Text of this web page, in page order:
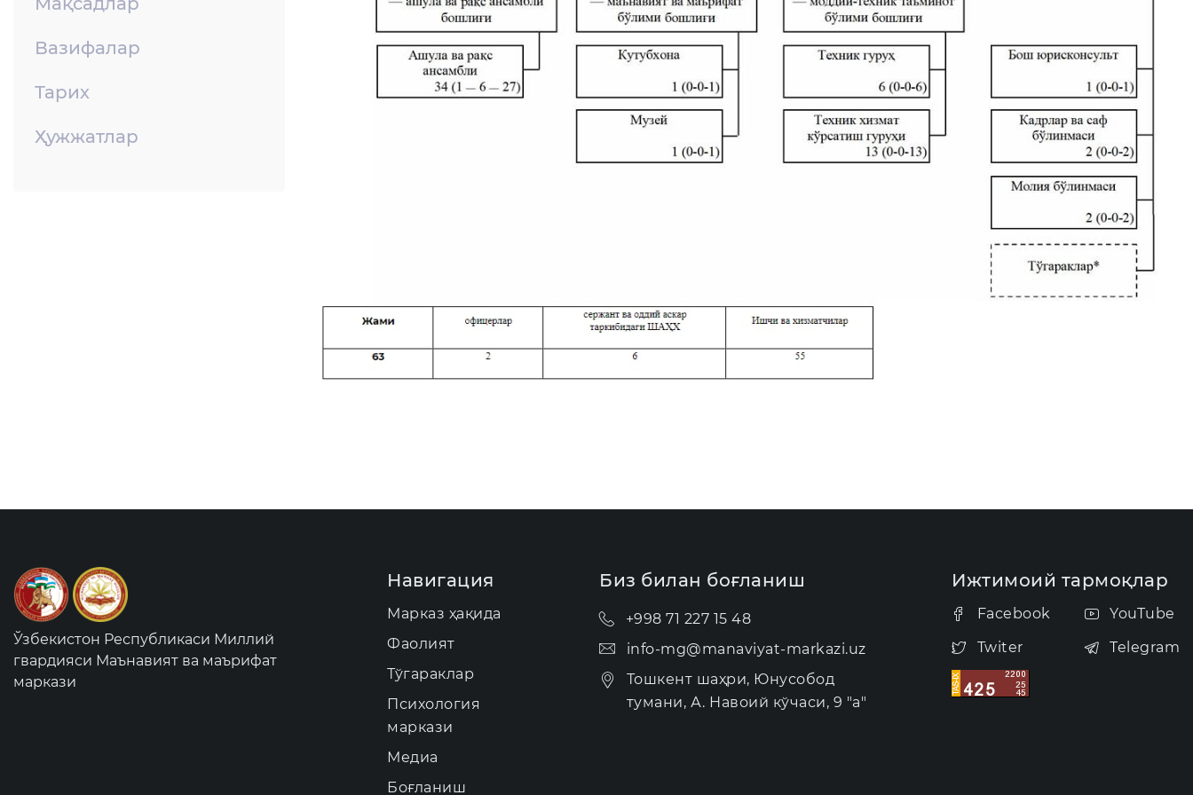
Вазифалар
Тарих
Ҳужжатлар
Ўзбекистон Республикаси Миллий
гвардияси Маънавият ва маърифат
маркази
Навигация
Марказ ҳақида
Фаолият
Тўгараклар
Психология
маркази
Медиа
Боғланиш
Биз билан боғланиш
+998 71 227 15 48
info-mg@manaviyat-markazi.uz
Тошкент шаҳри, Юнусобод
тумани, А. Навоий кўчаси, 9 "а"
Ижтимоий тармоқлар
Facebook
Twiter
YouTube
Telegram